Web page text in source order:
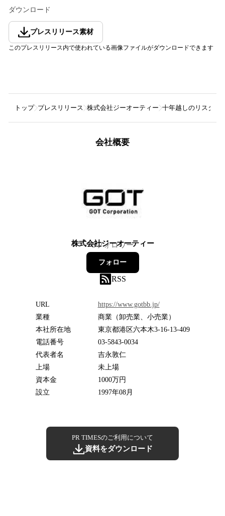
ダウンロード
プレスリリース素材
このプレスリリース内で使われている画像ファイルがダウンロードできます
トップ プレスリリース 株式会社ジーオーティー 十年越しのリスター
会社概要
株式会社ジーオーティー
5フォロワー
フォロー
RSS
URL
https://www.gotbb.jp/
業種
商業（卸売業、小売業）
本社所在地
東京都港区六本木3-16-13-409
電話番号
03-5843-0034
代表者名
吉永敦仁
上場
未上場
資本金
1000万円
設立
1997年08月
PR TIMESのご利用について
資料をダウンロード